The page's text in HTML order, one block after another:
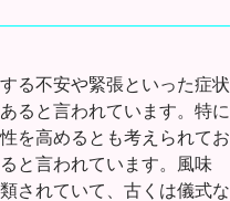
る不安や緊張といった症状
ると言われています。特に
を高めるとも考えられてお
と言われています。風味
されていて、古くは儀式な